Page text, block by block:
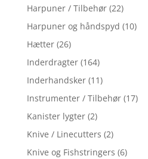
Harpuner / Tilbehør (22)
Harpuner og håndspyd (10)
Hætter (26)
Inderdragter (164)
Inderhandsker (11)
Instrumenter / Tilbehør (17)
Kanister lygter (2)
Knive / Linecutters (2)
Knive og Fishstringers (6)